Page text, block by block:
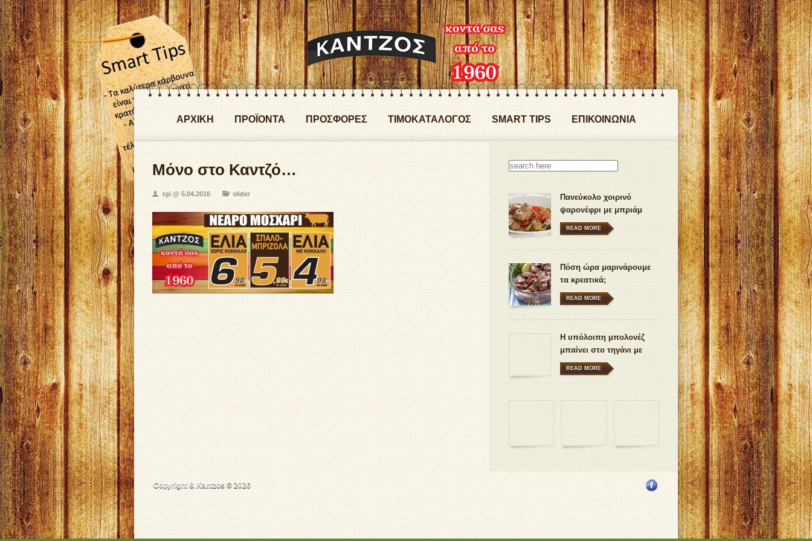
ΑΡΧΙΚΗ ΠΡΟΪΟΝΤΑ ΠΡΟΣΦΟΡΕΣ ΤΙΜΟΚΑΤΑΛΟΓΟΣ SMART TIPS ΕΠΙΚΟΙΝΩΝΙΑ
Μόνο στο Καντζό…
tgi @ 5.04.2016 slider
Πανεύκολο χοιρινό
ψαρονέφρι με μπριάμ
στην κατσαρόλα
READ MORE
Πόση ώρα μαρινάρουμε
τα κρεατικά;
READ MORE
Η υπόλοιπη μπολονέζ
μπαίνει στο τηγάνι με
αυγά μάτια
READ MORE
Copyright & Kantzos © 2026